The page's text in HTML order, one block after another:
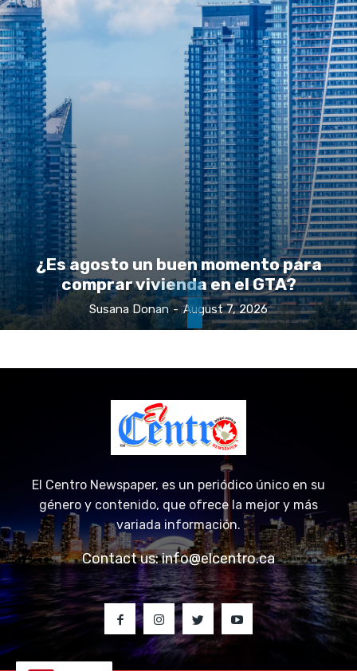
¿Es agosto un buen momento para
comprar vivienda en el GTA?
Susana Donan - August 7, 2026
El Centro Newspaper, es un periódico único en su
género y contenido, que ofrece la mejor y más
variada información.
Contact us:info@elcentro.ca